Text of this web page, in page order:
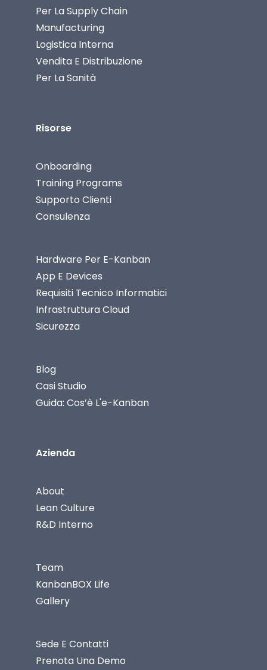
Per La Supply Chain
Manufacturing
Logistica Interna
Vendita E Distribuzione
Per La Sanità
Risorse
Onboarding
Training Programs
Supporto Clienti
Consulenza
Hardware Per E-Kanban
App E Devices
Requisiti Tecnico Informatici
Infrastruttura Cloud
Sicurezza
Blog
Casi Studio
Guida: Cos’è L'e-Kanban
Azienda
About
Lean Culture
R&D Interno
Team
KanbanBOX Life
Gallery
Sede E Contatti
Prenota Una Demo